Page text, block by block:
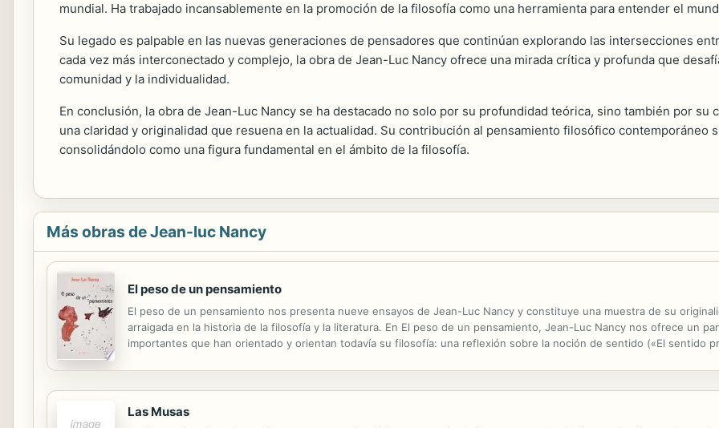
mundial. Ha trabajado incansablemente en la promoción de la filosofía como una herramienta para entender el
Su legado es palpable en las nuevas generaciones de pensadores que continúan explorando las intersecciones
cada vez más interconectado y complejo, la obra de Jean-Luc Nancy ofrece una mirada crítica y profunda que
comunidad y la individualidad.
En conclusión, la obra de Jean-Luc Nancy se ha destacado no solo por su profundidad teórica, sino también por su
una claridad y originalidad que resuena en la actualidad. Su contribución al pensamiento filosófico contemporáneo
consolidándolo como una figura fundamental en el ámbito de la filosofía.
Más obras de Jean-luc Nancy
El peso de un pensamiento
El peso de un pensamiento nos presenta nueve ensayos de Jean-Luc Nancy y constituye una muestra de su
arraigada en la historia de la filosofía y la literatura. En El peso de un pensamiento, Jean-Luc Nancy nos ofrece un
importantes que han orientado y orientan todavía su filosofía: una reflexión sobre la noción de sentido («El sentido
Las Musas